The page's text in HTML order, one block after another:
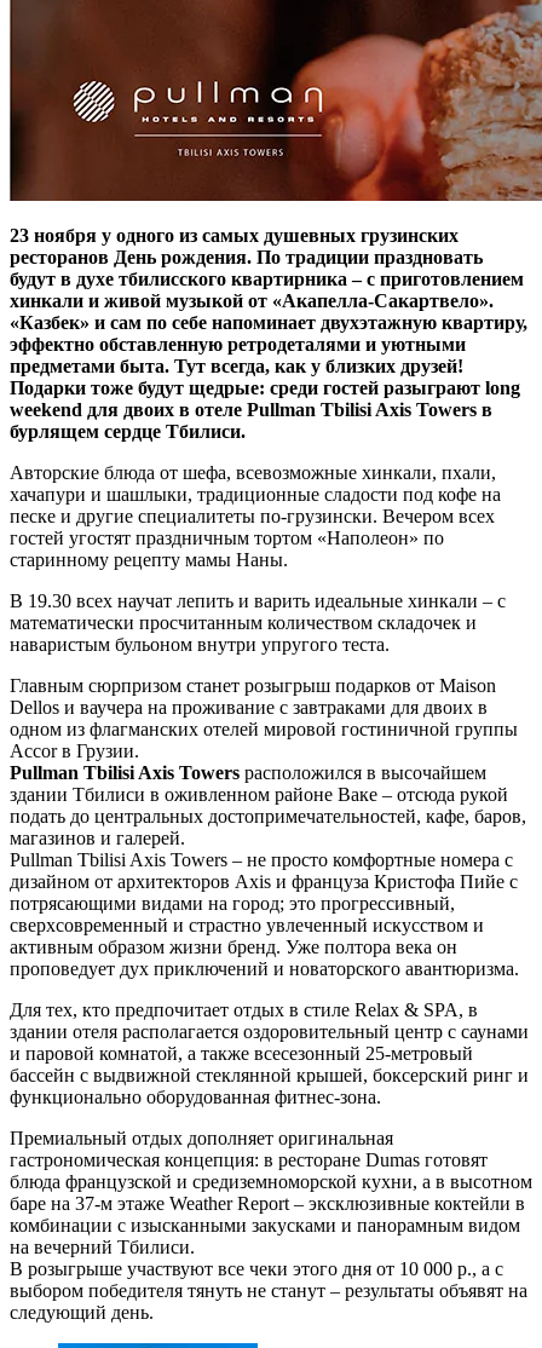
23 ноября у одного из самых душевных грузинских
ресторанов День рождения. По традиции праздновать
будут в духе тбилисского квартирника – c приготовлением
хинкали и живой музыкой от «Акапелла-Сакартвело».
«Казбек» и сам по себе напоминает двухэтажную квартиру,
эффектно обставленную ретродеталями и уютными
предметами быта. Тут всегда, как у близких друзей!
Подарки тоже будут щедрые: среди гостей разыграют long
weekend для двоих в отеле Pullman Tbilisi Axis Towers в
бурлящем сердце Тбилиси.
Авторские блюда от шефа, всевозможные хинкали, пхали,
хачапури и шашлыки, традиционные сладости под кофе на
песке и другие специалитеты по-грузински. Вечером всех
гостей угостят праздничным тортом «Наполеон» по
старинному рецепту мамы Наны.
В 19.30 всех научат лепить и варить идеальные хинкали – с
математически просчитанным количеством складочек и
наваристым бульоном внутри упругого теста.
Главным сюрпризом станет розыгрыш подарков от Maison
Dellos и ваучера на проживание с завтраками для двоих в
одном из флагманских отелей мировой гостиничной группы
Accor в Грузии.
Pullman Tbilisi Axis Towers расположился в высочайшем
здании Тбилиси в оживленном районе Ваке – отсюда рукой
подать до центральных достопримечательностей, кафе, баров,
магазинов и галерей.
Pullman Tbilisi Axis Towers – не просто комфортные номера с
дизайном от архитекторов Axis и француза Кристофа Пийе с
потрясающими видами на город; это прогрессивный,
сверхсовременный и страстно увлеченный искусством и
активным образом жизни бренд. Уже полтора века он
проповедует дух приключений и новаторского авантюризма.
Для тех, кто предпочитает отдых в стиле Relax & SPA, в
здании отеля располагается оздоровительный центр с саунами
и паровой комнатой, а также всесезонный 25-метровый
бассейн с выдвижной стеклянной крышей, боксерский ринг и
функционально оборудованная фитнес-зона.
Премиальный отдых дополняет оригинальная
гастрономическая концепция: в ресторане Dumas готовят
блюда французской и средиземноморской кухни, а в высотном
баре на 37-м этаже Weather Report – эксклюзивные коктейли в
комбинации с изысканными закусками и панорамным видом
на вечерний Тбилиси.
В розыгрыше участвуют все чеки этого дня от 10 000 р., а с
выбором победителя тянуть не станут – результаты объявят на
следующий день.